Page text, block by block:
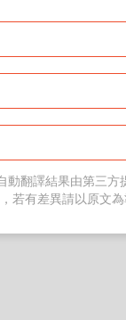
動翻譯結果由第三方
若有差異請以原文為